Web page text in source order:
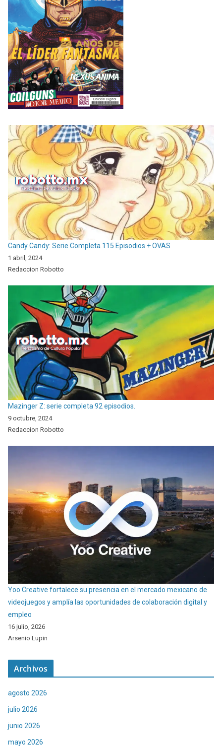
Candy Candy: Serie Completa 115 Episodios + OVAS
1 abril, 2024
Redaccion Robotto
Mazinger Z: serie completa 92 episodios.
9 octubre, 2024
Redaccion Robotto
Yoo Creative fortalece su presencia en el mercado mexicano de
videojuegos y amplía las oportunidades de colaboración digital y
empleo
16 julio, 2026
Arsenio Lupin
Archivos
agosto 2026
julio 2026
junio 2026
mayo 2026